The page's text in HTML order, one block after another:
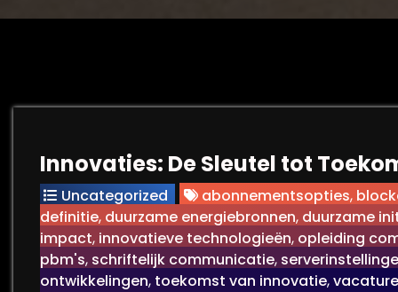
Innovaties: De Sleutel tot
Uncategorized abonnementsopties,
definitie, duurzame energiebronnen, duurzame
impact, innovatieve technologieën, opleiding
pbm's, schriftelijk communicatie,
ontwikkelingen, toekomst van innovatie,vacature